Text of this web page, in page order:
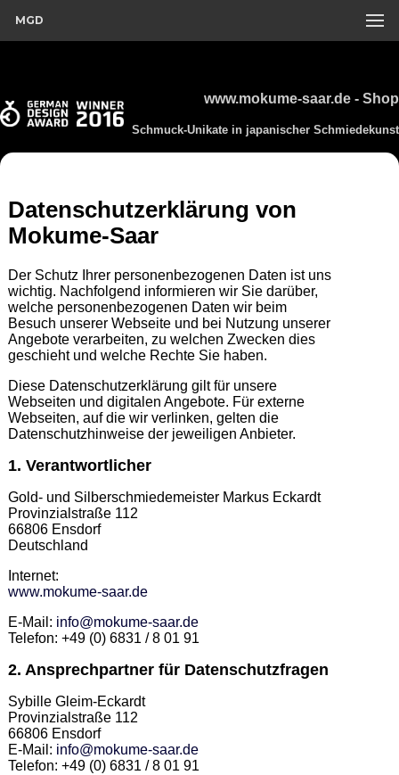
MGD
www.mokume-saar.de - Shop
Schmuck-Unikate in japanischer Schmiedekunst
Datenschutzerklärung von
Mokume-Saar
Der Schutz Ihrer personenbezogenen Daten ist uns
wichtig. Nachfolgend informieren wir Sie darüber,
welche personenbezogenen Daten wir beim
Besuch unserer Webseite und bei Nutzung unserer
Angebote verarbeiten, zu welchen Zwecken dies
geschieht und welche Rechte Sie haben.
Diese Datenschutzerklärung gilt für unsere
Webseiten und digitalen Angebote. Für externe
Webseiten, auf die wir verlinken, gelten die
Datenschutzhinweise der jeweiligen Anbieter.
1. Verantwortlicher
Gold- und Silberschmiedemeister Markus Eckardt
Provinzialstraße 112
66806 Ensdorf
Deutschland
Internet:
www.mokume-saar.de
E-Mail: info@mokume-saar.de
Telefon: +49 (0) 6831 / 8 01 91
2. Ansprechpartner für Datenschutzfragen
Sybille Gleim-Eckardt
Provinzialstraße 112
66806 Ensdorf
E-Mail: info@mokume-saar.de
Telefon: +49 (0) 6831 / 8 01 91